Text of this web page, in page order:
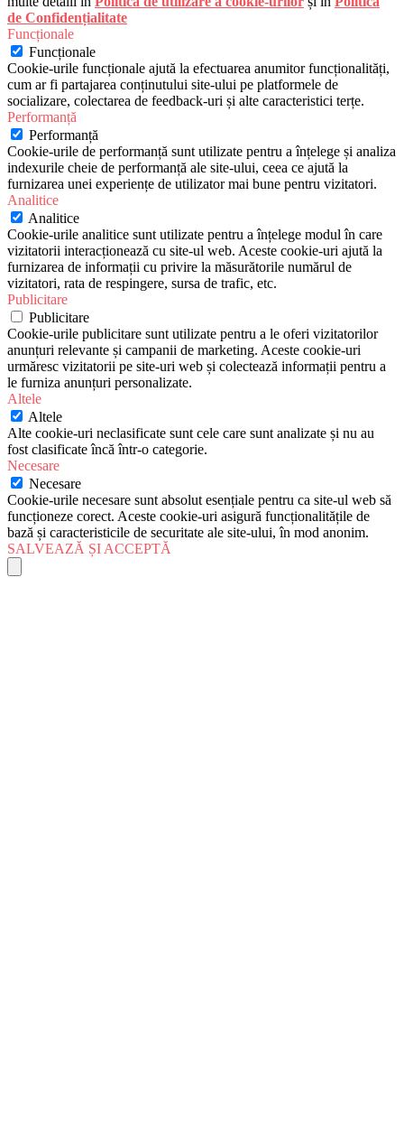
de Confidențialitate
Funcționale
Funcționale
Cookie-urile funcționale ajută la efectuarea anumitor funcționalități,
cum ar fi partajarea conținutului site-ului pe platformele de
socializare, colectarea de feedback-uri și alte caracteristici terțe.
Performanță
Performanță
Cookie-urile de performanță sunt utilizate pentru a înțelege și analiza
indexurile cheie de performanță ale site-ului, ceea ce ajută la
furnizarea unei experiențe de utilizator mai bune pentru vizitatori.
Analitice
Analitice
Cookie-urile analitice sunt utilizate pentru a înțelege modul în care
vizitatorii interacționează cu site-ul web. Aceste cookie-uri ajută la
furnizarea de informații cu privire la măsurătorile numărul de
vizitatori, rata de respingere, sursa de trafic, etc.
Publicitare
Publicitare
Cookie-urile publicitare sunt utilizate pentru a le oferi vizitatorilor
anunțuri relevante și campanii de marketing. Aceste cookie-uri
urmăresc vizitatorii pe site-uri web și colectează informații pentru a
le furniza anunțuri personalizate.
Altele
Altele
Alte cookie-uri neclasificate sunt cele care sunt analizate și nu au
fost clasificate încă într-o categorie.
Necesare
Necesare
Cookie-urile necesare sunt absolut esențiale pentru ca site-ul web să
funcționeze corect. Aceste cookie-uri asigură funcționalitățile de
bază și caracteristicile de securitate ale site-ului, în mod anonim.
SALVEAZĂ ȘI ACCEPTĂ